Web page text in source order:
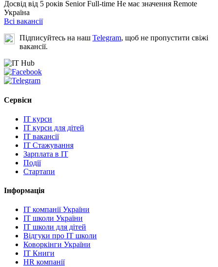
Досвід від 5 років Senior Full-time Не має значення Remote
Україна
Всі вакансії
Підписуйтесь на наш Telegram, щоб не пропустити свіжі
вакансії.
Сервіси
IT курси
IT курси для дітей
IT вакансії
IT Стажування
Зарплата в IT
Події
Стартапи
Інформація
IT компанії України
IT школи України
IT школи для дітей
Відгуки про IT школи
Коворкінги України
IT Книги
HR компанії